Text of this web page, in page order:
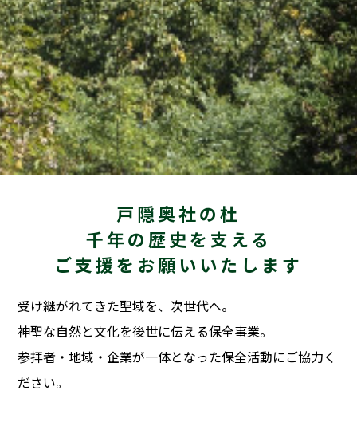
戸隠奥社の杜
千年の歴史を支える
ご支援をお願いいたします
受け継がれてきた聖域を、次世代へ。
神聖な自然と文化を後世に伝える保全事業。
参拝者・地域・企業が一体となった保全活動にご協力く
ださい。